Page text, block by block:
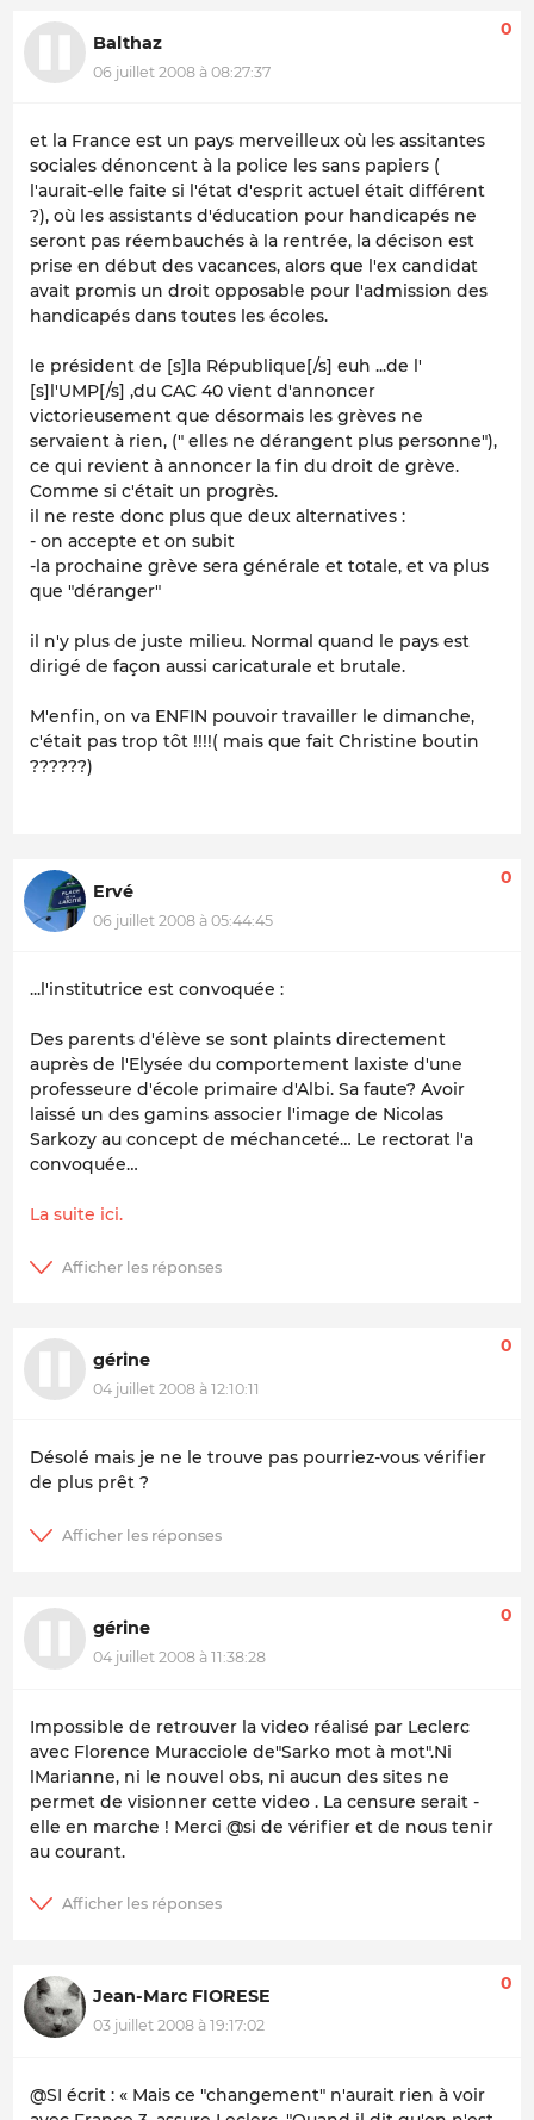
Balthaz
06 juillet 2008 à 08:27:37
0
et la France est un pays merveilleux où les assitantes
sociales dénoncent à la police les sans papiers (
l'aurait-elle faite si l'état d'esprit actuel était différent
?), où les assistants d'éducation pour handicapés ne
seront pas réembauchés à la rentrée, la décison est
prise en début des vacances, alors que l'ex candidat
avait promis un droit opposable pour l'admission des
handicapés dans toutes les écoles.
le président de [s]la République[/s] euh ...de l'
[s]l'UMP[/s] ,du CAC 40 vient d'annoncer
victorieusement que désormais les grèves ne
servaient à rien, (" elles ne dérangent plus personne"),
ce qui revient à annoncer la fin du droit de grève.
Comme si c'était un progrès.
il ne reste donc plus que deux alternatives :
- on accepte et on subit
-la prochaine grève sera générale et totale, et va plus
que "déranger"
il n'y plus de juste milieu. Normal quand le pays est
dirigé de façon aussi caricaturale et brutale.
M'enfin, on va ENFIN pouvoir travailler le dimanche,
c'était pas trop tôt !!!!( mais que fait Christine boutin
??????)
Ervé
06 juillet 2008 à 05:44:45
0
...l'institutrice est convoquée :
Des parents d'élève se sont plaints directement
auprès de l'Elysée du comportement laxiste d'une
professeure d'école primaire d'Albi. Sa faute? Avoir
laissé un des gamins associer l'image de Nicolas
Sarkozy au concept de méchanceté… Le rectorat l'a
convoquée…
La suite ici.
gérine
04 juillet 2008 à 12:10:11
0
Désolé mais je ne le trouve pas pourriez-vous vérifier
de plus prêt ?
gérine
04 juillet 2008 à 11:38:28
0
Impossible de retrouver la video réalisé par Leclerc
avec Florence Muracciole de"Sarko mot à mot".Ni
lMarianne, ni le nouvel obs, ni aucun des sites ne
permet de visionner cette video . La censure serait -
elle en marche ! Merci @si de vérifier et de nous tenir
au courant.
Jean-Marc FIORESE
03 juillet 2008 à 19:17:02
0
@SI écrit : « Mais ce "changement" n'aurait rien à voir